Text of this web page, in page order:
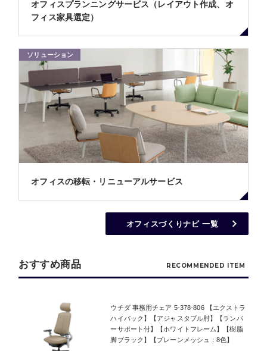
オフィスプランニングサービス（レイアウト作成、オ
フィス家具選定）
ソリューション
オフィスの移転・リニューアルサービス
オフィスづくりナビ 一覧
おすすめ商品 RECOMMENDED ITEM
ウチダ 事務用チェア 5-378-806 【エクストラ
ハイバック】【アジャスタブル肘】【ランバ
ーサポート付】【ホワイトフレーム】【樹脂
脚ブラック】【プレーンメッシュ：8色】